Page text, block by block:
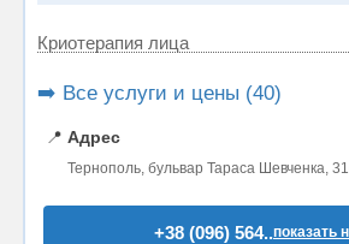
Криотерапия лица
➡️ Все услуги и цены (40)
📍 Адрес
Тернополь, ​​​​​​​бульвар Тараса Шевченка,
+38 (096) 564..показать